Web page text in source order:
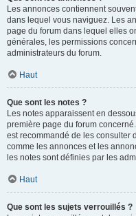
Les annonces contiennent
dans lequel vous naviguez. Les
page du forum dans lequel elles
générales, les permissions
administrateurs du forum.
Haut
Que sont les notes ?
Les notes apparaissent en
première page du forum
est recommandé de les consulter
comme les annonces et les
les notes sont définies par les
Haut
Que sont les sujets verrouillés ?